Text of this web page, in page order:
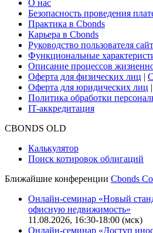
Поддержка
Для клиентов
О нас
Безопасность проведения
Практика в Cbonds
Карьера в Cbonds
Руководство пользователя
Функциональные
Описание процессов
Оферта для физических лиц
Оферта для юридических лиц
IT-аккредитация
Поиск котировок облигаций
Ближайшие конференцииCbonds